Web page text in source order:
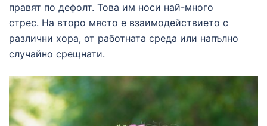
правят по дефолт. Това им носи най-много
стрес. На второ място е взаимодействието с
различни хора, от работната среда или напълно
случайно срещнати.